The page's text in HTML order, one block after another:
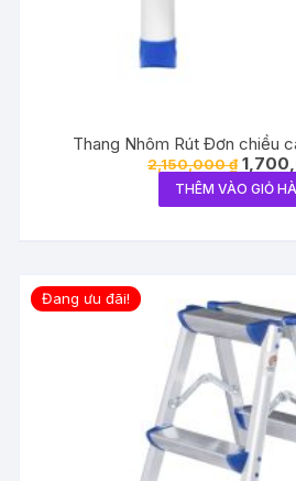
Thang Nhôm Rút Đơn chiều
2,150,000₫ Giá
gốc
là:
THÊM VÀO GIỎ
Đang ưu đãi!